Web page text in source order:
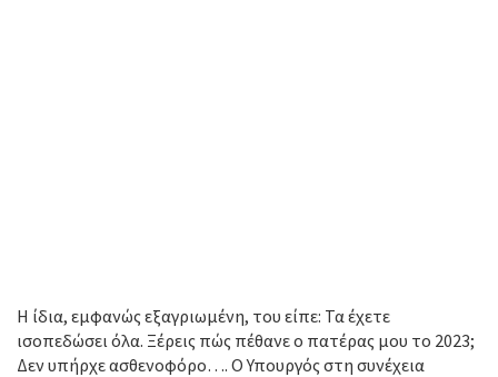
Η ίδια, εμφανώς εξαγριωμένη, του είπε: Τα έχετε
ισοπεδώσει όλα. Ξέρεις πώς πέθανε ο πατέρας μου το 2023;
Δεν υπήρχε ασθενοφόρο…. Ο Υπουργός στη συνέχεια